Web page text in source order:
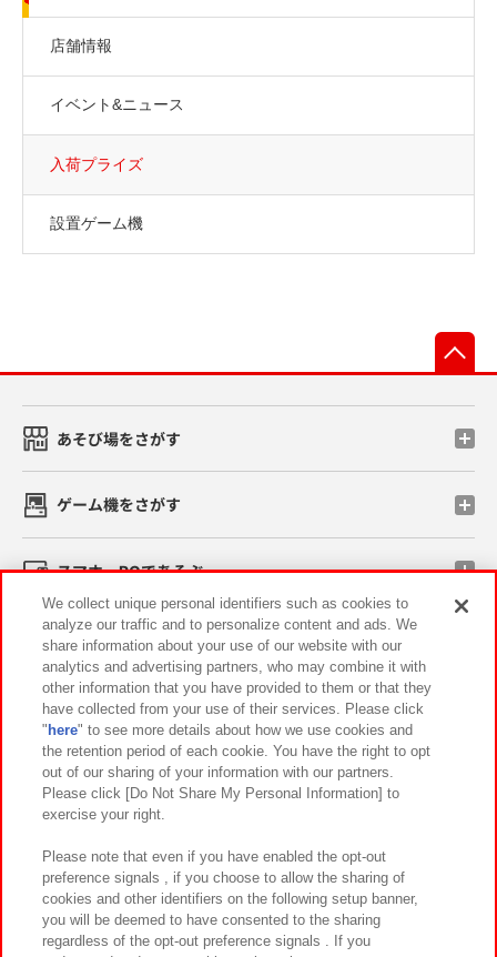
店舗情報
イベント&ニュース
入荷プライズ
設置ゲーム機
あそび場をさがす
ゲーム機をさがす
スマホ・PCであそぶ
イベント・キャンペーン
関連会社 サステナビリティ サイトポリシー
プライバシーポリシー ウェブアクセシビリティ方針と検証結果
お取引先さまとともに
カスタマーハラスメント対応方針 よくあるご質問・お問い合わせ
We collect unique personal identifiers such as cookies to
analyze our traffic and to personalize content and ads. We
share information about your use of our website with our
analytics and advertising partners, who may combine it with
other information that you have provided to them or that they
have collected from your use of their services. Please click
" here" to see more details about how we use cookies and
the retention period of each cookie. You have the right to opt
out of our sharing of your information with our partners.
Please click [Do Not Share My Personal Information] to
exercise your right.
Please note that even if you have enabled the opt-out
preference signals , if you choose to allow the sharing of
cookies and other identifiers on the following setup banner,
you will be deemed to have consented to the sharing
regardless of the opt-out preference signals . If you